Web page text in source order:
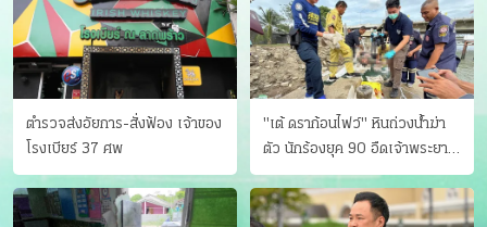
ตำรวจส่งอัยการ-สั่งฟ้อง เจ้าของ
โรงเบียร์ 37 ศพ
"เต้ ดราก้อนไฟว์" หินถ่วงน้ำฆ่า
ตัว นักร้องยุค 90 อืดเจ้าพระยา
แฟนหาตัววุ่น เครียดธุรกิจ!